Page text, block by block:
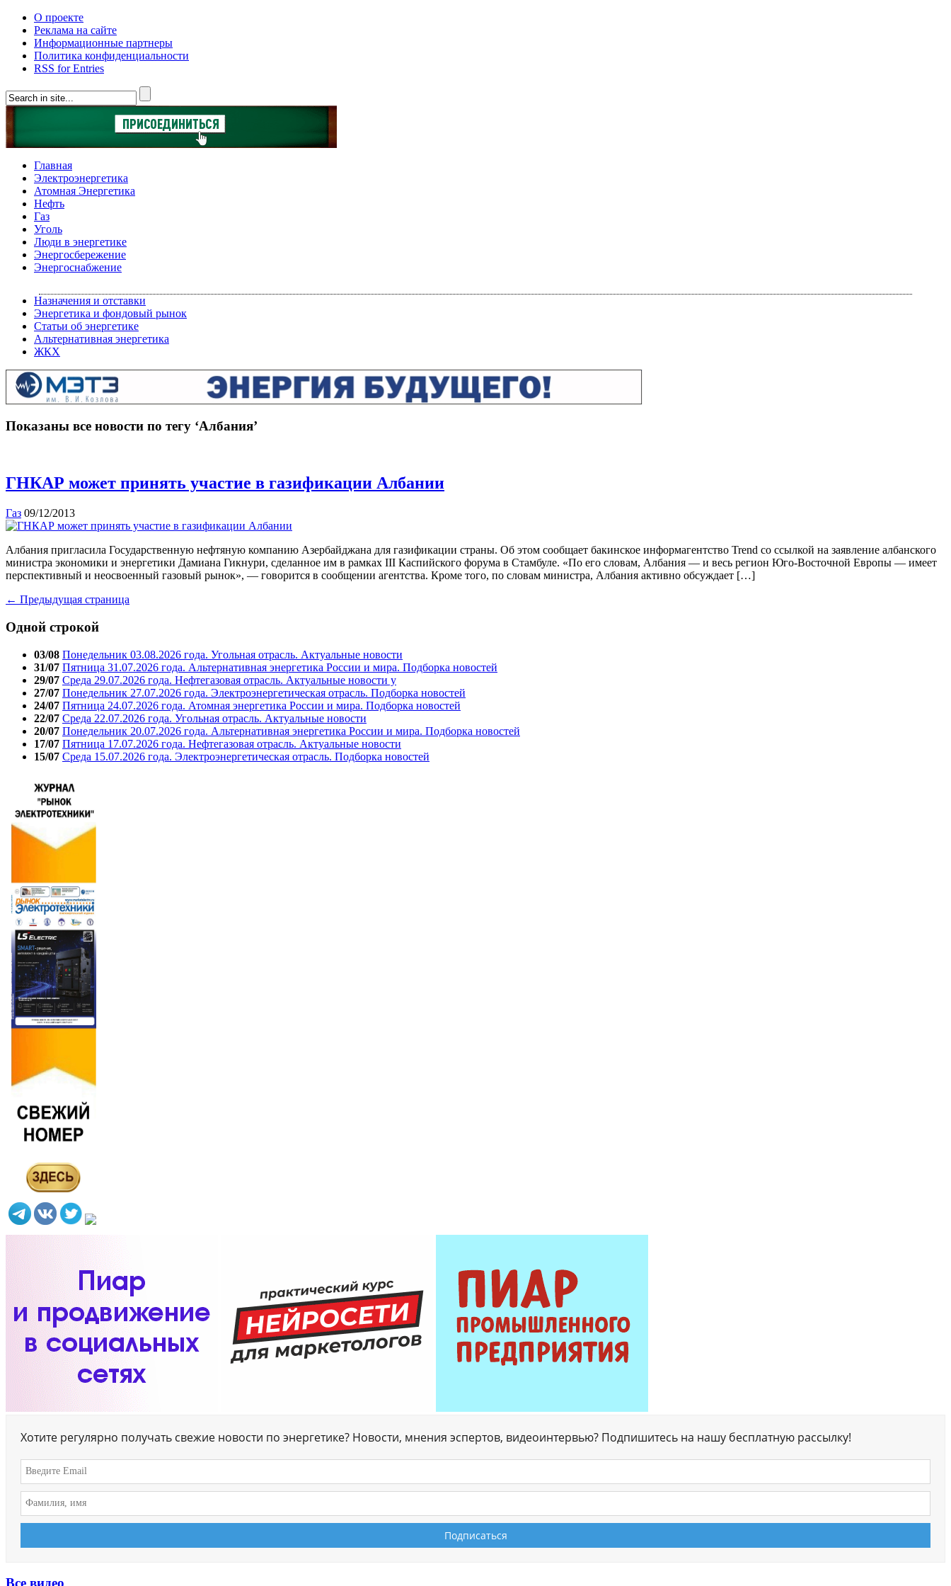
О проекте
Реклама на сайте
Информационные партнеры
Политика конфиденциальности
RSS for Entries
Главная
Электроэнергетика
Атомная Энергетика
Нефть
Газ
Уголь
Люди в энергетике
Энергосбережение
Энергоснабжение
Назначения и отставки
Энергетика и фондовый рынок
Статьи об энергетике
Альтернативная энергетика
ЖКХ
Показаны все новости по тегу ‘Албания’
ГНКАР может принять участие в газификации Албании
Газ 09/12/2013
Албания пригласила Государственную нефтяную компанию Азербайджана для газификации страны. Об этом сообщает бакинское информагентство Trend со ссылкой на заявление албанского
министра экономики и энергетики Дамиана Гикнури, сделанное им в рамках III Каспийского форума в Стамбуле. «По его словам, Албания — и весь регион Юго-Восточной Европы — имеет
перспективный и неосвоенный газовый рынок», — говорится в сообщении агентства. Кроме того, по словам министра, Албания активно обсуждает […]
← Предыдущая страница
Одной строкой
03/08 Понедельник 03.08.2026 года. Угольная отрасль. Актуальные новости
31/07 Пятница 31.07.2026 года. Альтернативная энергетика России и мира. Подборка новостей
29/07 Среда 29.07.2026 года. Нефтегазовая отрасль. Актуальные новости у
27/07 Понедельник 27.07.2026 года. Электроэнергетическая отрасль. Подборка новостей
24/07 Пятница 24.07.2026 года. Атомная энергетика России и мира. Подборка новостей
22/07 Среда 22.07.2026 года. Угольная отрасль. Актуальные новости
20/07 Понедельник 20.07.2026 года. Альтернативная энергетика России и мира. Подборка новостей
17/07 Пятница 17.07.2026 года. Нефтегазовая отрасль. Актуальные новости
15/07 Среда 15.07.2026 года. Электроэнергетическая отрасль. Подборка новостей
Хотите регулярно получать свежие новости по энергетике? Новости, мнения эспертов, видеоинтервью? Подпишитесь на нашу бесплатную рассылку!